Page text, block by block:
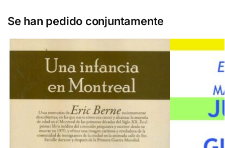
Se han pedido conjuntamente